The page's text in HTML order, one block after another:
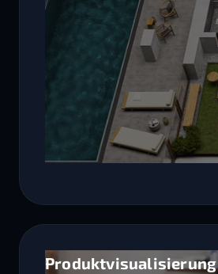
Produktvisualisierung